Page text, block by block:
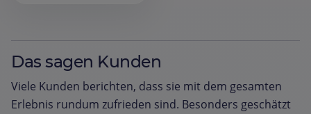
Das sagen Kunden
Viele Kunden berichten, dass sie mit dem gesamten
Erlebnis rundum zufrieden sind. Besonders geschätzt